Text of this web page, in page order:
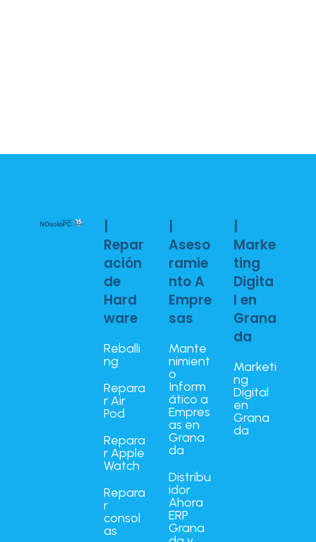
|
Repar
ación
de
Hard
ware
Reballi
ng
Repara
r Air
Pod
Repara
r Apple
Watch
Repara
r
consol
as
|
Aseso
ramie
nto A
Empre
sas
Mante
nimient
o
Inform
ático a
Empres
as en
Grana
da
Distribu
idor
Ahora
ERP
Grana
|
Marke
ting
Digita
l en
Grana
da
Marketi
ng
Digital
en
Grana
da